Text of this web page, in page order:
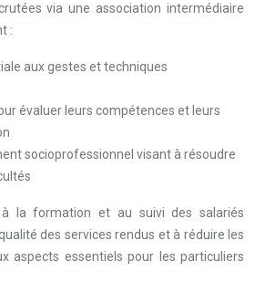
via une association intermédiaire
:
aux gestes et techniques
évaluer leurs compétences et leurs
socioprofessionnel visant à résoudre
la formation et au suivi des salariés
des services rendus et à réduire les
aspects essentiels pour les particuliers